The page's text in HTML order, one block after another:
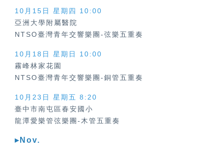
10月15日 星期四 10:00
亞洲大學附屬醫院
NTSO臺灣青年交響樂團-弦樂五重奏
10月18日 星期日 10:00
霧峰林家花園
NTSO臺灣青年交響樂團-銅管五重奏
10月23日 星期五 8:20
臺中市南屯區春安國小
龍潭愛樂管弦樂團-木管五重奏
▸Nov.